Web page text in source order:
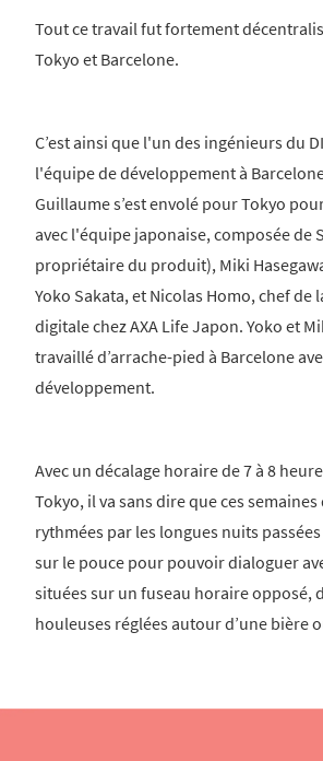
Tout ce travail fut fortement
Tokyo et Barcelone.
C’est ainsi que l'un des ingénieurs du
l'équipe de développement à
Guillaume s’est envolé pour Tokyo
avec l'équipe japonaise, composée de
propriétaire du produit), Miki
Yoko Sakata, et Nicolas Homo, chef
digitale chez AXA Life Japon. Yoko et
travaillé d’arrache-pied à Barcelone
développement.
Avec un décalage horaire de 7 à 8
Tokyo, il va sans dire que ces
rythmées par les longues nuits
sur le pouce pour pouvoir dialoguer
situées sur un fuseau horaire opposé,
houleuses réglées autour d’une bière